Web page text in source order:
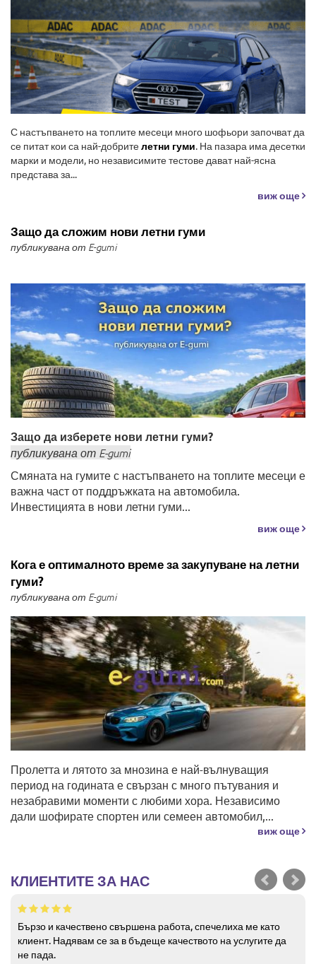
С настъпването на топлите месеци много шофьори започват да
се питат кои са най-добрителетни гуми. На пазара има десетки
марки и модели, но независимите тестове дават най-ясна
представа за...
виж още
Защо да сложим нови летни гуми
публикувана от E-gumi
Защо да изберете нови летни гуми?
публикувана от E-gumi
Смяната на гумите с настъпването на топлите месеци е
важна част от поддръжката на автомобила.
Инвестицията в нови летни гуми...
виж още
Кога е оптималното време за закупуване на летни
гуми?
публикувана от E-gumi
Пролетта и лятото за мнозина е най-вълнуващия
период на годината е свързан с много пътувания и
незабравими моменти с любими хора. Независимо
дали шофирате спортен или семеен автомобил,...
виж още
КЛИЕНТИТЕ ЗА НАС
Бързо и качествено свършена работа, спечелиха ме като
клиент. Надявам се за в бъдеще качеството на услугите да
не пада.